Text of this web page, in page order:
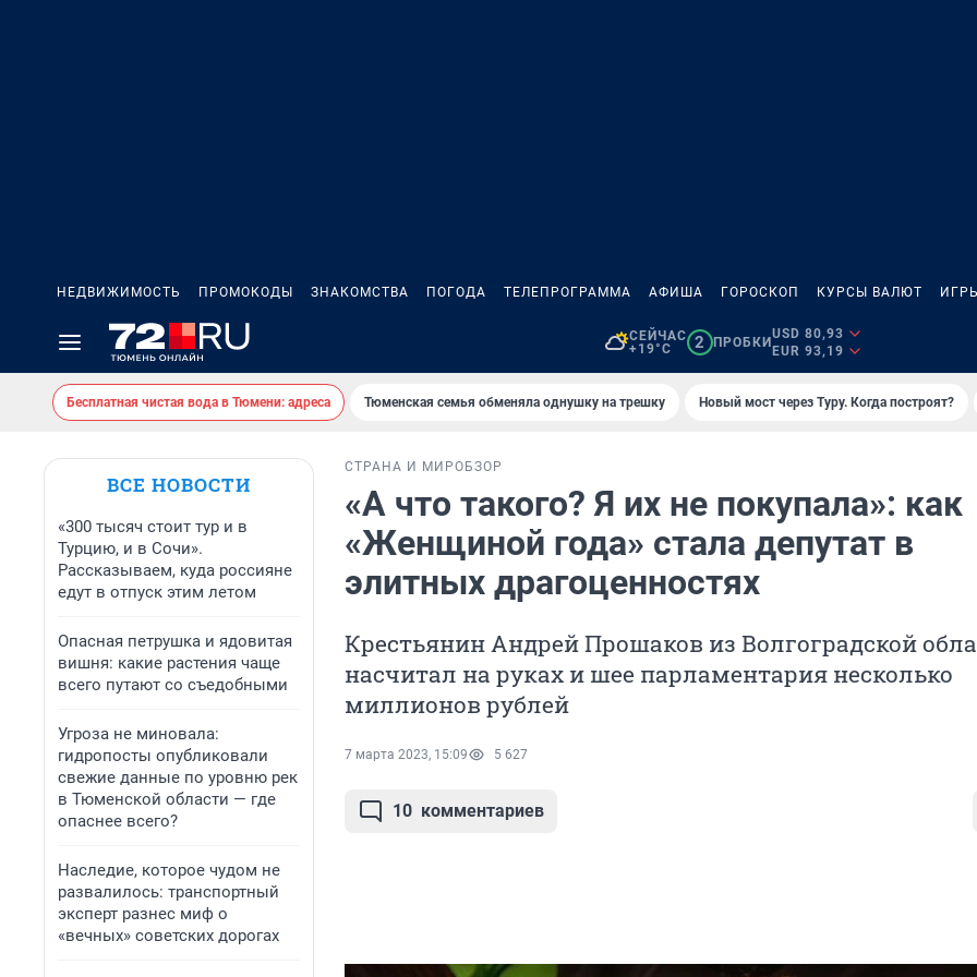
НЕДВИЖИМОСТЬ ПРОМОКОДЫ ЗНАКОМСТВА ПОГОДА ТЕЛЕПРОГРАММА АФИША ГОРОСКОП КУРСЫ ВАЛЮТ
СЕЙЧАС
+19°C
2 ПРОБКИ
USD 80,93
EUR 93,19
Бесплатная чистая вода в Тюмени: адреса Тюменская семья обменяла однушку на трешку Новый мост через Туру. Когда построят?
ВСЕ НОВОСТИ
«300 тысяч стоит тур и в
Турцию, и в Сочи».
Рассказываем, куда россияне
едут в отпуск этим летом
Опасная петрушка и ядовитая
вишня: какие растения чаще
всего путают со съедобными
Угроза не миновала:
гидропосты опубликовали
свежие данные по уровню рек
в Тюменской области — где
опаснее всего?
Наследие, которое чудом не
развалилось: транспортный
эксперт разнес миф о
«вечных» советских дорогах
СТРАНА И МИРОБЗОР
«А что такого? Я их не покупала»: как
«Женщиной года» стала депутат в
элитных драгоценностях
Крестьянин Андрей Прошаков из Волгоградской
насчитал на руках и шее парламентария несколько
миллионов рублей
7 марта 2023, 15:09 5 627
10 комментариев